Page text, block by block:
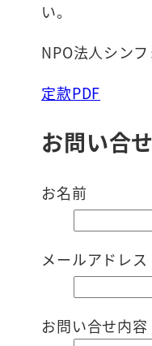
い。
NPO法人シン
定款PDF
お問い合
お名前
メールアドレス
お問い合せ内容